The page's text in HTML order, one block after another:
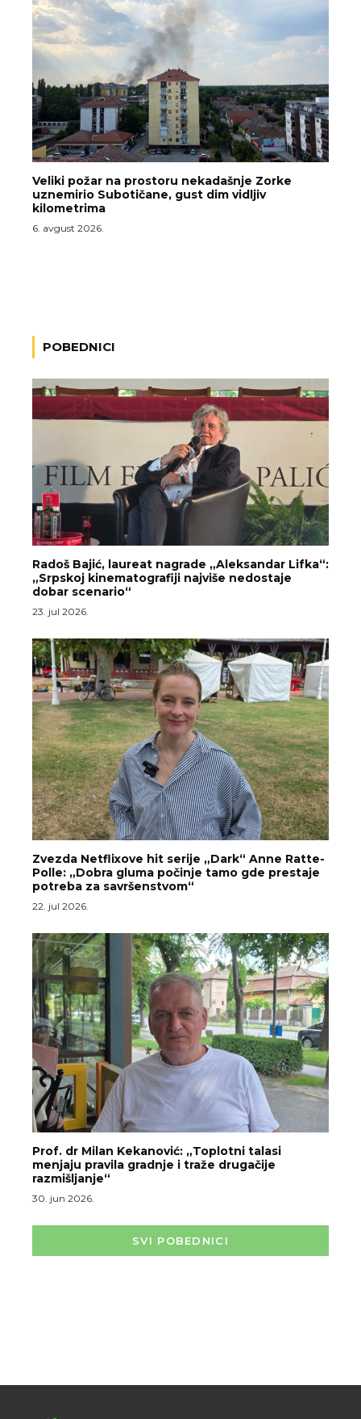
Veliki požar na prostoru nekadašnje Zorke
uznemirio Subotičane, gust dim vidljiv
kilometrima
6. avgust 2026.
POBEDNICI
Radoš Bajić, laureat nagrade „Aleksandar Lifka“:
„Srpskoj kinematografiji najviše nedostaje
dobar scenario“
23. jul 2026.
Zvezda Netflixove hit serije „Dark“ Anne Ratte-
Polle: „Dobra gluma počinje tamo gde prestaje
potreba za savršenstvom“
22. jul 2026.
Prof. dr Milan Kekanović: „Toplotni talasi
menjaju pravila gradnje i traže drugačije
razmišljanje“
30. jun 2026.
SVI POBEDNICI